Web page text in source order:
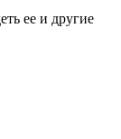
ее и другие